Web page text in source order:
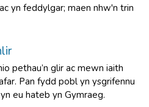
yn feddylgar; maen nhw'n trin
pethau’n glir ac mewn iaith
Pan fydd pobl yn ysgrifennu
eu hateb yn Gymraeg.